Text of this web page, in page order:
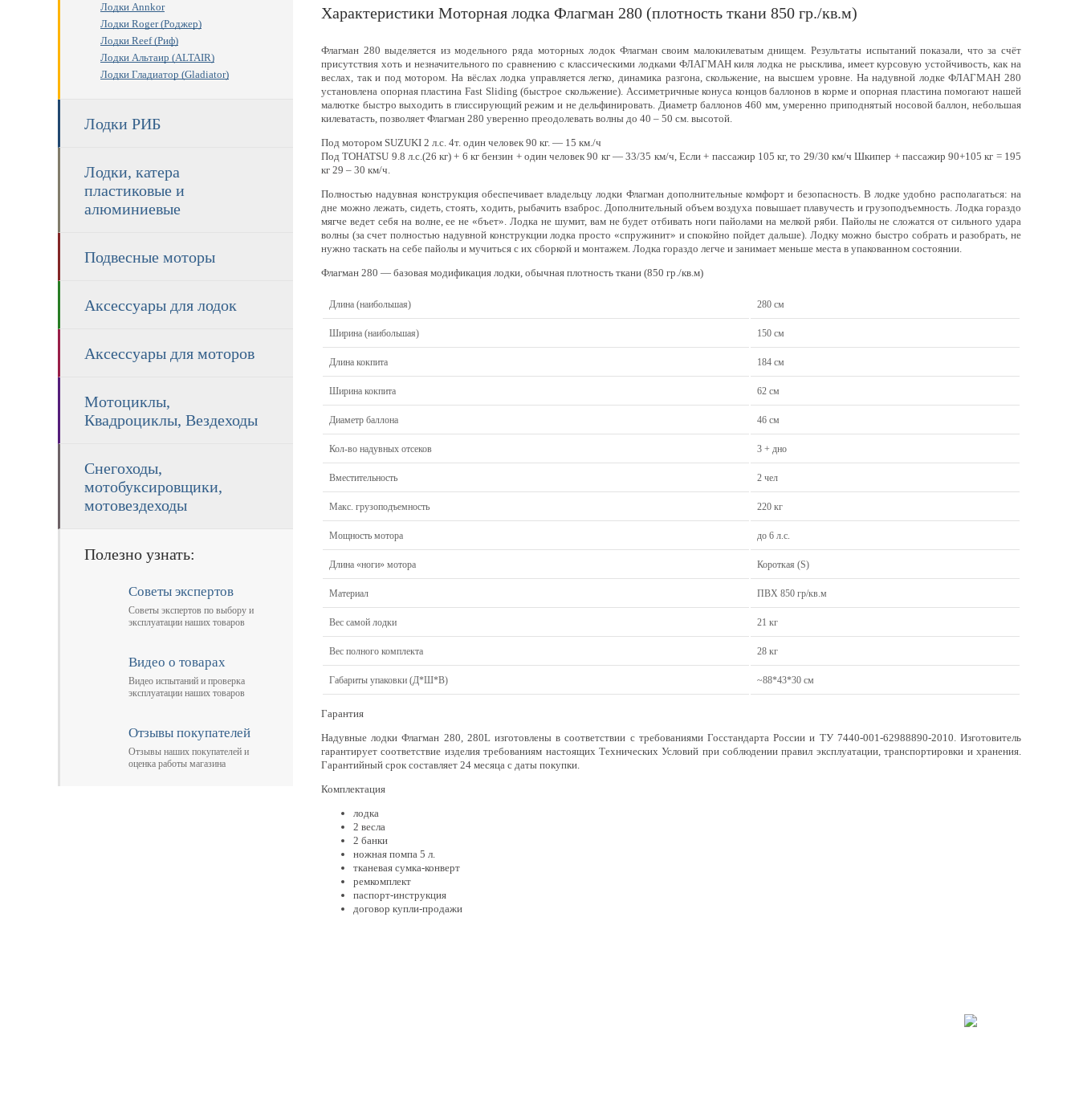
Лодки Annkor
Лодки Roger (Роджер)
Лодки Reef (Риф)
Лодки Альтаир (ALTAIR)
Лодки Гладиатор (Gladiator)
Лодки РИБ
Лодки, катера
пластиковые и
алюминиевые
Подвесные моторы
Аксессуары для лодок
Аксессуары для моторов
Мотоциклы,
Квадроциклы, Вездеходы
Снегоходы,
мотобуксировщики,
мотовездеходы
Полезно узнать:
Советы экспертов
Советы экспертов по выбору и
эксплуатации наших товаров
Видео о товарах
Видео испытаний и проверка
эксплуатации наших товаров
Отзывы покупателей
Отзывы наших покупателей и
оценка работы магазина
Характеристики Моторная лодка Флагман 280 (плотность ткани 850 гр./кв.м)
Флагман 280 выделяется из модельного ряда моторных лодок Флагман своим малокилеватым днищем. Результаты испытаний показали, что за счёт
присутствия хоть и незначительного по сравнению с классическими лодками ФЛАГМАН киля лодка не рысклива, имеет курсовую устойчивость, как на
веслах, так и под мотором. На вёслах лодка управляется легко, динамика разгона, скольжение, на высшем уровне. На надувной лодке ФЛАГМАН 280
установлена опорная пластина Fast Sliding (быстрое скольжение). Ассиметричные конуса концов баллонов в корме и опорная пластина помогают нашей
малютке быстро выходить в глиссирующий режим и не дельфинировать. Диаметр баллонов 460 мм, умеренно приподнятый носовой баллон, небольшая
килеватасть, позволяет Флагман 280 уверенно преодолевать волны до 40 – 50 см. высотой.
Под мотором SUZUKI 2 л.с. 4т. один человек 90 кг. — 15 км./ч
Под TOHATSU 9.8 л.с.(26 кг) + 6 кг бензин + один человек 90 кг — 33/35 км/ч, Если + пассажир 105 кг, то 29/30 км/ч Шкипер + пассажир 90+105 кг = 195
кг 29 – 30 км/ч.
Полностью надувная конструкция обеспечивает владельцу лодки Флагман дополнительные комфорт и безопасность. В лодке удобно располагаться: на
дне можно лежать, сидеть, стоять, ходить, рыбачить взаброс. Дополнительный объем воздуха повышает плавучесть и грузоподъемность. Лодка гораздо
мягче ведет себя на волне, ее не «бъет». Лодка не шумит, вам не будет отбивать ноги пайолами на мелкой ряби. Пайолы не сложатся от сильного удара
волны (за счет полностью надувной конструкции лодка просто «спружинит» и спокойно пойдет дальше). Лодку можно быстро собрать и разобрать, не
нужно таскать на себе пайолы и мучиться с их сборкой и монтажем. Лодка гораздо легче и занимает меньше места в упакованном состоянии.
Флагман 280 — базовая модификация лодки, обычная плотность ткани (850 гр./кв.м)
Длина (наибольшая) 280 см
Ширина (наибольшая) 150 см
Длина кокпита 184 см
Ширина кокпита 62 см
Диаметр баллона 46 см
Кол-во надувных отсеков 3 + дно
Вместительность 2 чел
Макс. грузоподъемность 220 кг
Мощность мотора до 6 л.с.
Длина «ноги» мотора Короткая (S)
Материал ПВХ 850 гр/кв.м
Вес самой лодки 21 кг
Вес полного комплекта 28 кг
Габариты упаковки (Д*Ш*В) ~88*43*30 см
Гарантия
Надувные лодки Флагман 280, 280L изготовлены в соответствии с требованиями Госстандарта России и ТУ 7440-001-62988890-2010. Изготовитель
гарантирует соответствие изделия требованиям настоящих Технических Условий при соблюдении правил эксплуатации, транспортировки и хранения.
Гарантийный срок составляет 24 месяца с даты покупки.
Комплектация
лодка
2 весла
2 банки
ножная помпа 5 л.
тканевая сумка-конверт
ремкомплект
паспорт-инструкция
договор купли-продажи